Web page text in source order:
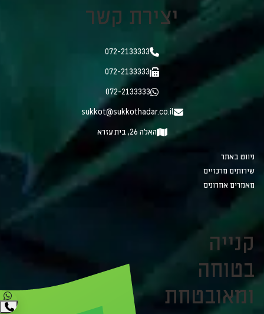
יצירת קשר
072-2133333
072-2133333
072-2133333
sukkot@sukkothadar.co.il
האלה 26, בית עזרא
ניווט באתר
שירותים מרכזיים
מאמרים אחרונים
קנייה
בטוחה
ומאובטחת